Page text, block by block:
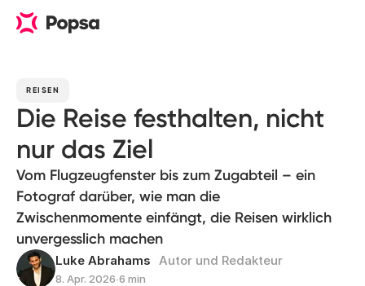
REISEN
Die Reise festhalten, nicht
nur das Ziel
Vom Flugzeugfenster bis zum Zugabteil – ein
Fotograf darüber, wie man die
Zwischenmomente einfängt, die Reisen wirklich
unvergesslich machen
Luke Abrahams Autor und Redakteur
8. Apr. 2026∙6 min